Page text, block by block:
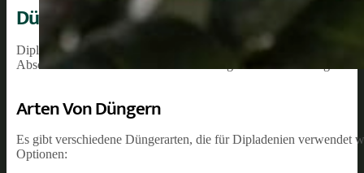
Düngen Und Nährstoffbedarf
Dipladenien sind beliebte Pflanzen in der Gartenpflege und
Abschnitt werden wir die Arten von Düngern und die Häufigkeit
Arten Von Düngern
Es gibt verschiedene Düngerarten, die für Dipladenien verwendet
Optionen: